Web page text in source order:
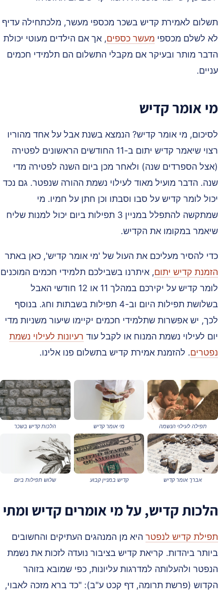
לאמירת קדיש בשכר מכספי מעשר, מלכתחילה עדיף
לשלם מכספימעשר כספים, אך אם הילדים מעוטי יכולת
מותר ובעיקר אם מקבלי התשלום הם תלמידי חכמים
אומר קדיש
מי אומר קדיש? הנמצא בשנת אבל על אחד מהוריו
רצוי שיאמר קדיש יתום ב-11 החודשים הראשונים לפטירה
הספרדים שנה) ולאחר מכן ביום השנה לפטירה מדי
הדבר מועיל מאוד לעילוי נשמת ההורה שנפטר. גם נכד
לומר קדיש על סבו וסבתו וכן חתן על חמיו. מי
שמתקשה להתפלל במניין 3 תפילות ביום יכול למנות שליח
במקומו את הקדיש.
להסיר מעליכם את העול של 'מי אומר קדיש', כאן באתר
קדיש יתום, איתרנו בשבילכם תלמידי חכמים המוכנים
לומר קדיש על יקירכם במהלך 11 או 12 חודשי האבל
בשלושת תפילות היום וב-4 תפילות בשבתות וחג. בנוסף
יש אפשרות שתלמידי חכמים יקיימו שיעור משניות מדי
לעילוי נשמת המנוח או לקבל עודרעיונות לעילוי נשמת
. להזמנת אמירת קדיש בתשלום פנו אלינו.
תפילה לעילוי הנשמה מי אומר קדיש הלכות קדיש בשכר
אברך אומר קדיש קדיש במניין קבוע שלוש תפילות ביום
קדיש, על מי אומרים קדיש ומתי
קדיש לנפטרהיא מן המנהגים העתיקים והחשובים
ביהדות. קריאת קדיש בציבור נועדה לזכות את נשמת
ולהעלותה למדרגות עליונות, כפי שמובא בזוהר
(פרשת תרומה, דף קכט ע"ב): "כד ברא מזכה לאבוי,